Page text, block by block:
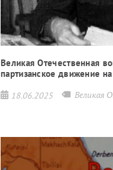
Великая Отечественная
партизанское движение
18.06.2025 Великая